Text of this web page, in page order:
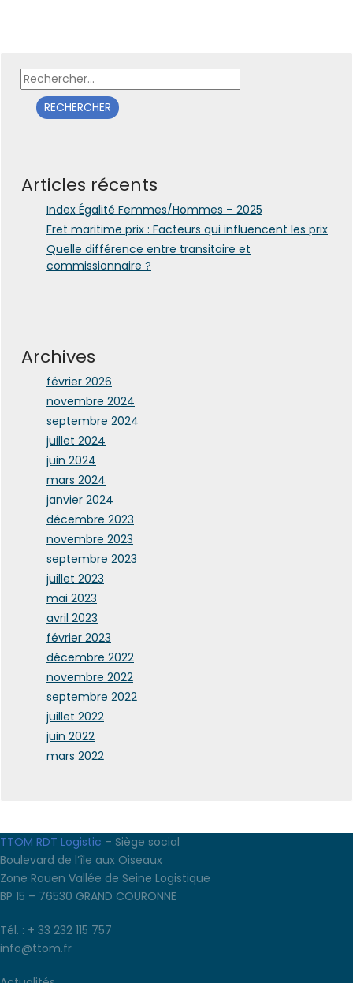
Rechercher :
Articles récents
Index Égalité Femmes/Hommes – 2025
Fret maritime prix : Facteurs qui influencent les prix
Quelle différence entre transitaire et
commissionnaire ?
Archives
février 2026
novembre 2024
septembre 2024
juillet 2024
juin 2024
mars 2024
janvier 2024
décembre 2023
novembre 2023
septembre 2023
juillet 2023
mai 2023
avril 2023
février 2023
décembre 2022
novembre 2022
septembre 2022
juillet 2022
juin 2022
mars 2022
TTOM RDT Logistic – Siège social
Boulevard de l’île aux Oiseaux
Zone Rouen Vallée de Seine Logistique
BP 15 – 76530 GRAND COURONNE
Tél. : + 33 232 115 757
info@ttom.fr